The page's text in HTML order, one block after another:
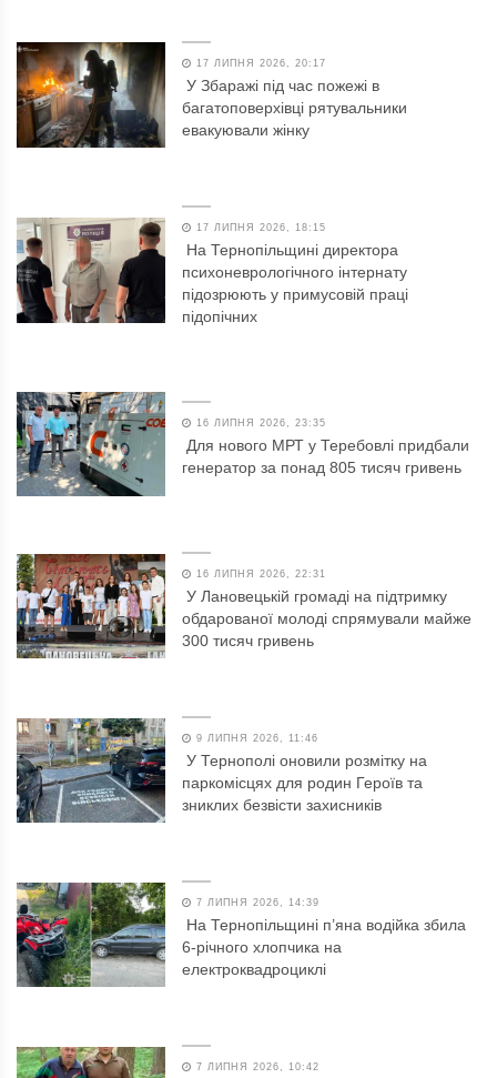
17 ЛИПНЯ 2026, 20:17
У Збаражі під час пожежі в
багатоповерхівці рятувальники
евакуювали жінку
17 ЛИПНЯ 2026, 18:15
На Тернопільщині директора
психоневрологічного інтернату
підозрюють у примусовій праці
підопічних
16 ЛИПНЯ 2026, 23:35
Для нового МРТ у Теребовлі придбали
генератор за понад 805 тисяч гривень
16 ЛИПНЯ 2026, 22:31
У Лановецькій громаді на підтримку
обдарованої молоді спрямували майже
300 тисяч гривень
9 ЛИПНЯ 2026, 11:46
У Тернополі оновили розмітку на
паркомісцях для родин Героїв та
зниклих безвісти захисників
7 ЛИПНЯ 2026, 14:39
На Тернопільщині п’яна водійка збила
6-річного хлопчика на
електроквадроциклі
7 ЛИПНЯ 2026, 10:42